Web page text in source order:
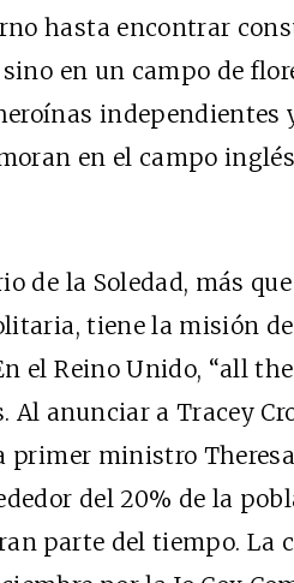
hasta encontrar
en un campo de
independientes
en el campo
de la Soledad, más
tiene la misión
el Reino Unido, “all
Al anunciar a Tracey
primer ministro
del 20% de la
parte del tiempo. La